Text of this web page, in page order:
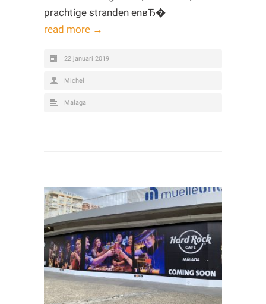
prachtige stranden enвЂ�
read more →
22 januari 2019
Michel
Malaga